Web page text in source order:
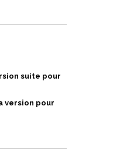
suite pour
version pour